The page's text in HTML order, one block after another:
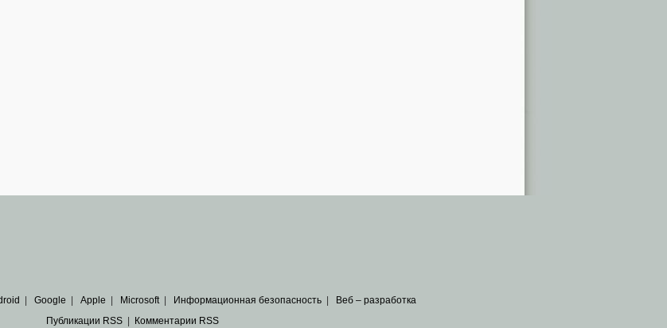
Google Apple Microsoft| Информационная безопасность
Веб – разработка
Публикации RSS| Комментарии RSS